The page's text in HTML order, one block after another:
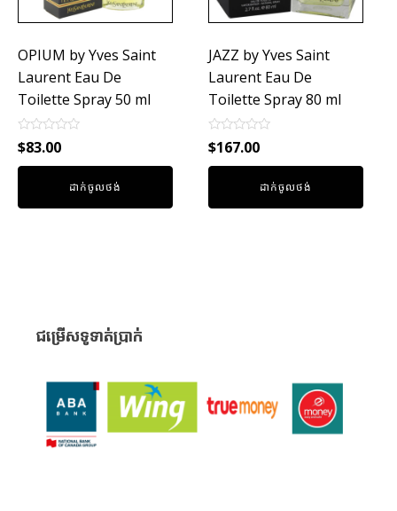
OPIUM by Yves Saint
Laurent Eau De
Toilette Spray 50 ml
Rated
0
out
$83.00
ដាក់ចូលថង់
JAZZ by Yves Saint
Laurent Eau De
Toilette Spray 80 ml
Rated
0
out
$167.00
ដាក់ចូលថង់
ជម្រើសទូទាត់ប្រាក់